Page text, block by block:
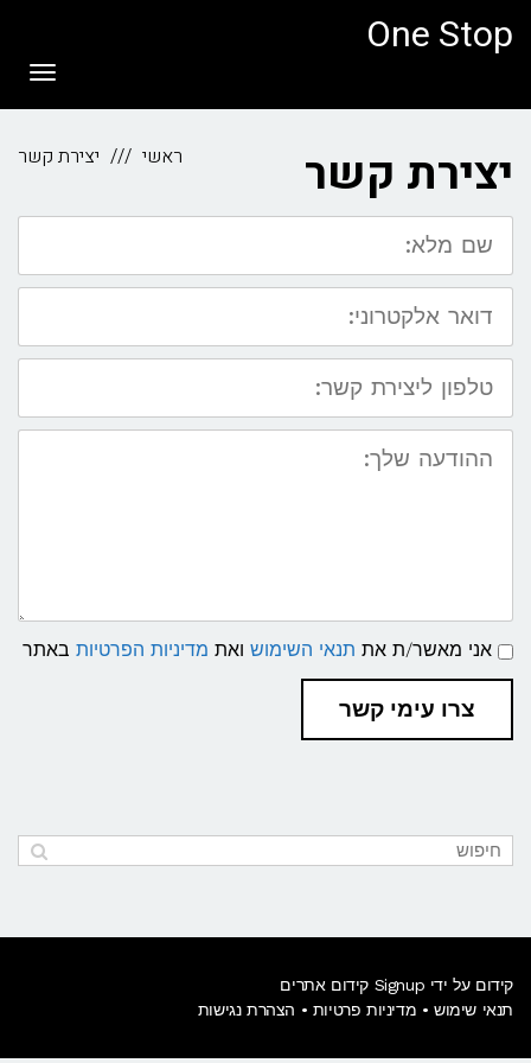
One Stop
ראשי יצירת קשר יצירת קשר
שם
מלא:
דואר
אלקטרוני:
טלפון
ליצירת
ההודעה
שלך:
תנאי
שימוש
ומדיניות
פרטיות
אני מאשר/ת את תנאי השימוש ואת מדיניות הפרטיות באתר
צרו עימי קשר
קידום על ידי Signup קידום אתרים
תנאי שימוש • מדיניות פרטיות • הצהרת נגישות